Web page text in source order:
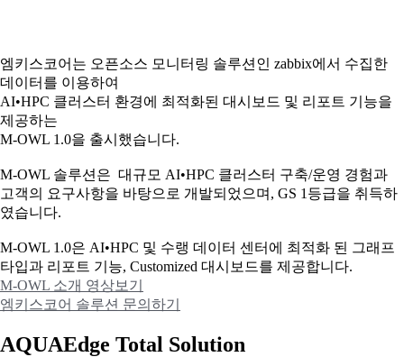
엠키스코어는 오픈소스 모니터링 솔루션인 zabbix에서 수집한
데이터를 이용하여
AI•HPC 클러스터 환경에 최적화된 대시보드 및 리포트 기능을
제공하는
M-OWL 1.0을 출시했습니다.
M-OWL 솔루션은 대규모 AI•HPC 클러스터 구축/운영 경험과
고객의 요구사항을 바탕으로 개발되었으며, GS 1등급을 취득하
였습니다.
M-OWL 1.0은 AI•HPC 및 수랭 데이터 센터에 최적화 된 그래프
타입과 리포트 기능, Customized 대시보드를 제공합니다.
M-OWL 소개 영상보기
엠키스코어 솔루션 문의하기
AQUAEdge Total Solution